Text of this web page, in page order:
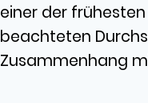
einer der
beachteten
Zusammenhang